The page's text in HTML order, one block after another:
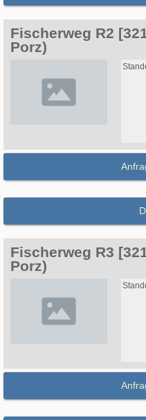
Fischerweg R2
Porz)
Fischerweg R3
Porz)